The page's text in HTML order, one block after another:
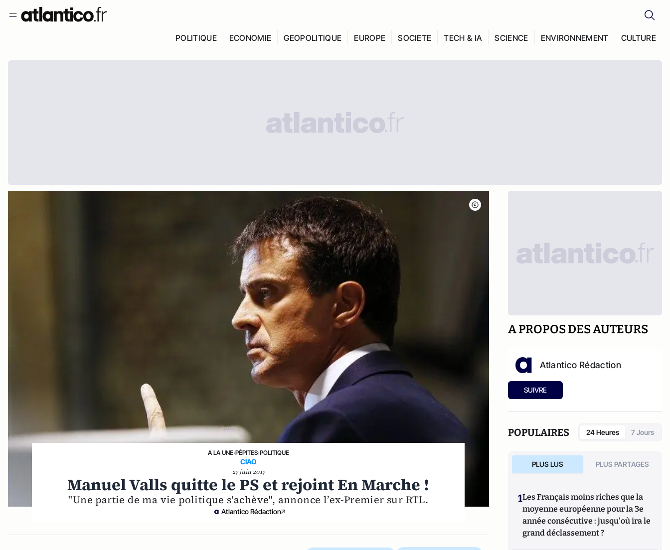
POLITIQUE ECONOMIE GEOPOLITIQUE EUROPE SOCIETE TECH & IA SCIENCE ENVIRONNEMENT CULTURE
A LA UNE›PÉPITES›POLITIQUE
CIAO
27 juin 2017
Manuel Valls quitte le PS et rejoint En Marche !
"Une partie de ma vie politique s'achève", annonce l’ex-Premier sur RTL.
Atlantico Rédaction
A PROPOS DES AUTEURS
Atlantico Rédaction
SUIVRE
POPULAIRES 24 Heures 7 Jours
PLUS LUS PLUS PARTAGES
1Les Français moins riches que la
moyenne européenne pour la 3e
année consécutive : jusqu'où ira le
grand déclassement ?